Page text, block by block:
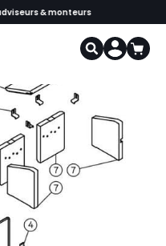
in onze showrooms